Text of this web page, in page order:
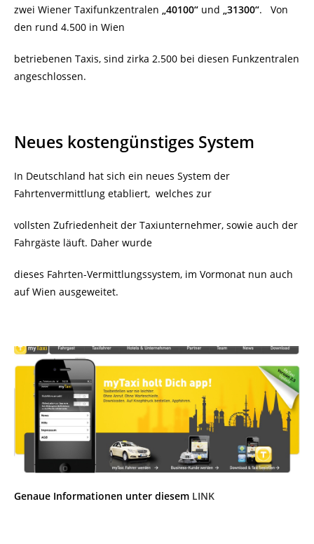
zwei Wiener Taxifunkzentralen „40100“ und „31300“. Von
den rund 4.500 in Wien
betriebenen Taxis, sind zirka 2.500 bei diesen Funkzentralen
angeschlossen.
Neues kostengünstiges System
In Deutschland hat sich ein neues System der
Fahrtenvermittlung etabliert, welches zur
vollsten Zufriedenheit der Taxiunternehmer, sowie auch der
Fahrgäste läuft. Daher wurde
dieses Fahrten-Vermittlungssystem, im Vormonat nun auch
auf Wien ausgeweitet.
Genaue Informationen unter diesem LINK